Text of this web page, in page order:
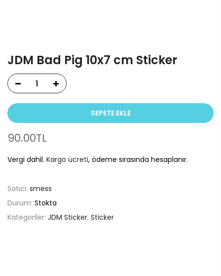
JDM Bad Pig 10x7 cm Sticker
SEPETE EKLE
90.00TL
Vergi dahil. Kargo ücreti, ödeme sırasında hesaplanır.
Satıcı: smess
Durum: Stokta
Kategoriler: JDM Sticker, Sticker